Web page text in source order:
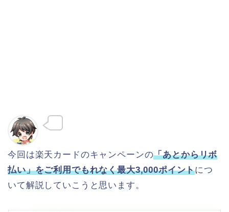
ゆたか
今回は楽天カードのキャンペーンの「あとからリボ
払い」をご利用でもれなく最大3,000ポイントにつ
いて解説していこうと思います。